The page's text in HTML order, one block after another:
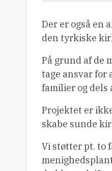
Der er også en
den tyrkiske
På grund af de
tage ansvar for
familier og dels
Projektet er
skabe sunde
Vi støtter pt. to